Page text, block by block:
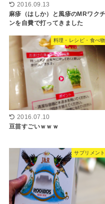
2016.09.13
麻疹（はしか）と風疹のMRワクチ
ンを自費で打ってきました
料理・レシピ・食べ物
2016.07.10
豆苗すごいｗｗｗ
サプリメント